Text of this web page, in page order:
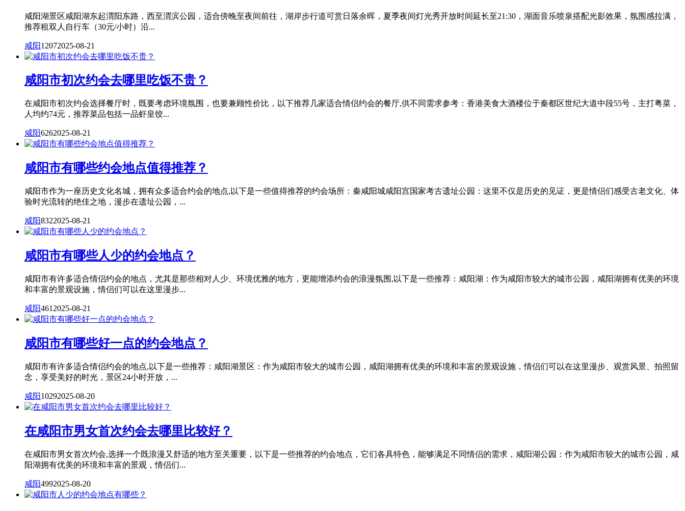
咸阳湖景区咸阳湖东起渭阳东路，西至渭滨公园，适合傍晚至夜间前往，湖岸步行道可赏日落余晖，夏季夜间灯光秀开放时间延长至21:30，湖面音乐喷泉搭配光影效果，氛围感拉满，
推荐租双人自行车（30元/小时）沿...
咸阳12072025-08-21
咸阳市初次约会去哪里吃饭不贵？
在咸阳市初次约会选择餐厅时，既要考虑环境氛围，也要兼顾性价比，以下推荐几家适合情侣约会的餐厅,供不同需求参考：香港美食大酒楼位于秦都区世纪大道中段55号，主打粤菜，
人均约74元，推荐菜品包括一品虾皇饺...
咸阳6262025-08-21
咸阳市有哪些约会地点值得推荐？
咸阳市作为一座历史文化名城，拥有众多适合约会的地点,以下是一些值得推荐的约会场所：秦咸阳城咸阳宫国家考古遗址公园：这里不仅是历史的见证，更是情侣们感受古老文化、体
验时光流转的绝佳之地，漫步在遗址公园，...
咸阳8322025-08-21
咸阳市有哪些人少的约会地点？
咸阳市有许多适合情侣约会的地点，尤其是那些相对人少、环境优雅的地方，更能增添约会的浪漫氛围,以下是一些推荐：咸阳湖：作为咸阳市较大的城市公园，咸阳湖拥有优美的环境
和丰富的景观设施，情侣们可以在这里漫步...
咸阳461 2025-08-21
咸阳市有哪些好一点的约会地点？
咸阳市有许多适合情侣约会的地点,以下是一些推荐：咸阳湖景区：作为咸阳市较大的城市公园，咸阳湖拥有优美的环境和丰富的景观设施，情侣们可以在这里漫步、观赏风景、拍照留
念，享受美好的时光，景区24小时开放，...
咸阳10292025-08-20
在咸阳市男女首次约会去哪里比较好？
在咸阳市男女首次约会,选择一个既浪漫又舒适的地方至关重要，以下是一些推荐的约会地点，它们各具特色，能够满足不同情侣的需求，咸阳湖公园：作为咸阳市较大的城市公园，咸
阳湖拥有优美的环境和丰富的景观，情侣们...
咸阳4992025-08-20